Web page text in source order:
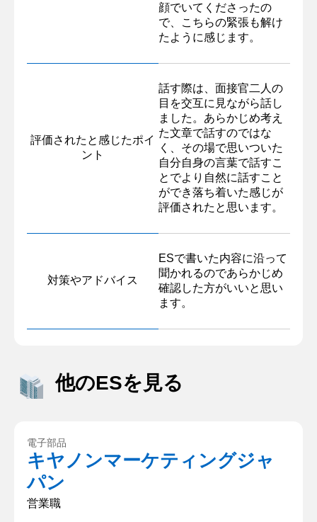
顔でいてくださったの
で、こちらの緊張も解け
たように感じます。
評価されたと感じたポイ
ント
話す際は、面接官二人の
目を交互に見ながら話し
ました。あらかじめ考え
た文章で話すのではな
く、その場で思いついた
自分自身の言葉で話すこ
とでより自然に話すこと
ができ落ち着いた感じが
評価されたと思います。
対策やアドバイス
ESで書いた内容に沿って
聞かれるのであらかじめ
確認した方がいいと思い
ます。
他のESを見る
電子部品
キヤノンマーケティングジャ
パン
営業職